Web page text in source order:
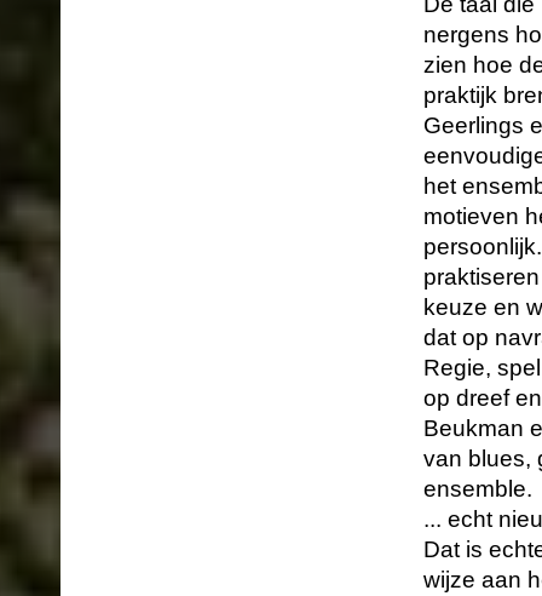
nergens
zien hoe
praktijk
Geerlings
het
motieven
keuze en
dat op
Regie,
op dreef
Beukman
van blues,
ensemble.
... echt
Dat is
wijze aan